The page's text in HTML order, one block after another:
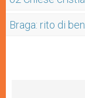
Braga: rito di